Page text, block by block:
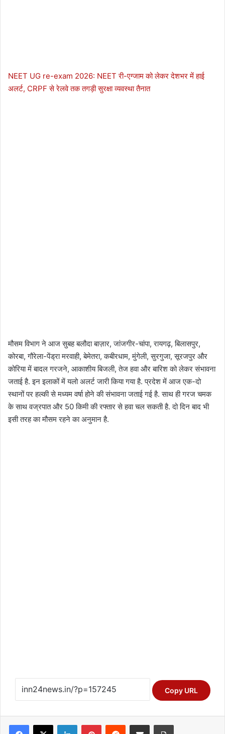
NEET UG re-exam 2026: NEET री-एग्जाम को लेकर देशभर में हाई
अलर्ट, CRPF से रेलवे तक तगड़ी सुरक्षा व्यवस्था तैनात
मौसम विभाग ने आज सुबह बलौदा बाज़ार, जांजगीर-चांपा, रायगढ़, बिलासपुर,
कोरबा, गौरेला-पेंड्रा मरवाही, बेमेतरा, कबीरधाम, मुंगेली, सुरगुजा, सूरजपुर और
कोरिया में बादल गरजने, आकाशीय बिजली, तेज हवा और बारिश को लेकर संभावना
जताई है. इन इलाकों में यलो अलर्ट जारी किया गया है. प्रदेश में आज एक-दो
स्थानों पर हल्की से मध्यम वर्षा होने की संभावना जताई गई है. साथ ही गरज चमक
के साथ वज्रपात और 50 किमी की रफ्तार से हवा चल सकती है. दो दिन बाद भी
इसी तरह का मौसम रहने का अनुमान है.
Copy URL
Facebook
X LinkedInPinterestReddit Share via Email Print